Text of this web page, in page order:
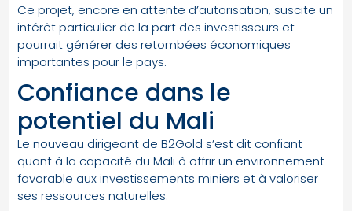
Ce projet, encore en attente d’autorisation, suscite un
intérêt particulier de la part des investisseurs et
pourrait générer des retombées économiques
importantes pour le pays.
Confiance dans le
potentiel du Mali
Le nouveau dirigeant de B2Gold s’est dit confiant
quant à la capacité du Mali à offrir un environnement
favorable aux investissements miniers et à valoriser
ses ressources naturelles.